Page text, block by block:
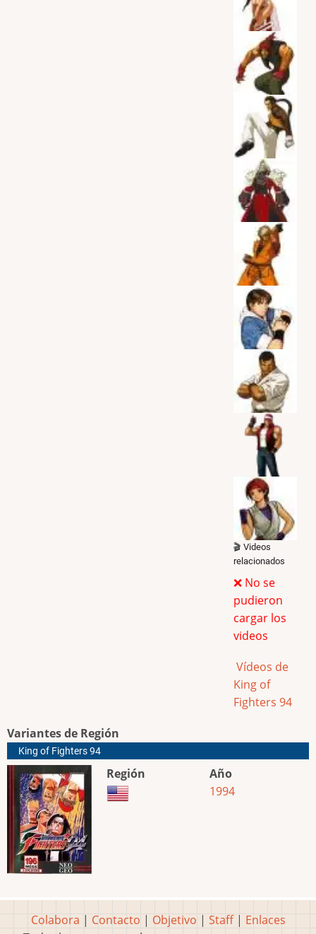
🎬 Videos
relacionados
❌ No se
pudieron
cargar los
videos
Vídeos de
King of
Fighters 94
Variantes de Región
King of Fighters 94
Región
Año
1994
Colabora | Contacto | Objetivo | Staff| Enlaces